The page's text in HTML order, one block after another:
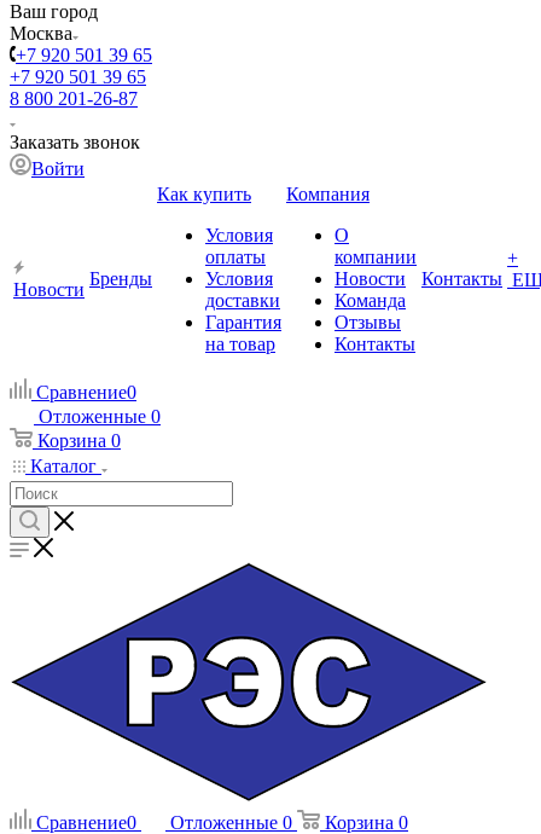
Ваш город
Москва
+7 920 501 39 65
+7 920 501 39 65
8 800 201-26-87
Заказать звонок
Войти
Новости
Бренды
Как купить
Условия
оплаты
Условия
доставки
Гарантия
на товар
Компания
О
компании
Новости
Команда
Отзывы
Контакты
Контакты
+
Сравнение0
Отложенные 0
Корзина 0
Каталог
Сравнение0 Отложенные 0 Корзина 0